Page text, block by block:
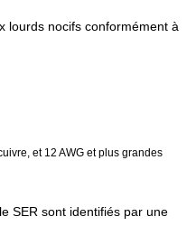
lourds nocifs conformément à
et 12 AWG et plus grandes
SER sont identifiés par une